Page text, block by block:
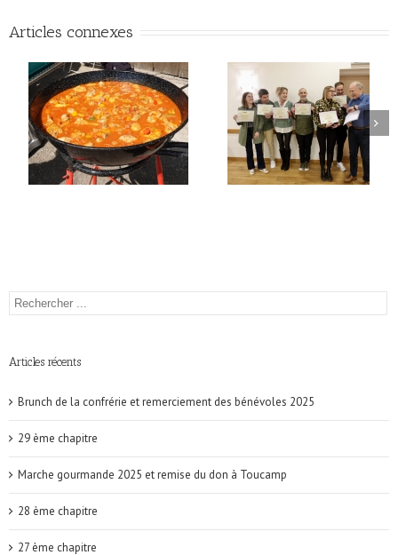
Articles connexes
Articles récents
Brunch de la confrérie et remerciement des bénévoles 2025
29 ème chapitre
Marche gourmande 2025 et remise du don à Toucamp
28 ème chapitre
27 ème chapitre